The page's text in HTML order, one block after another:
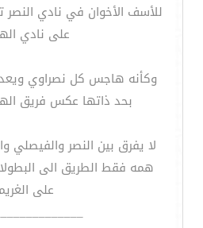
للأسف الأخوان في نادي النصر
على نادي
وكأنه هاجس كل نصراوي
بحد ذاتها عكس فريق
لا يفرق بين النصر والفيصلي
همه فقط الطريق الى
على